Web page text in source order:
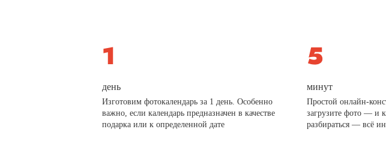
день
Изготовим фотокалендарь за 1 день. Особенно
важно, если календарь предназначен в качестве
подарка или к определенной дате
минут
Простой онлайн-
загрузите фото — и
разбираться — всё